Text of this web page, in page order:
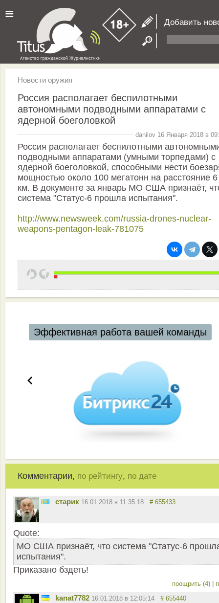
≡ Добавить
Новости оружия
Россия располагает беспилотными
автономными подводными аппаратами с
ядерной боеголовкой
danilov 16 Января 2018 в
Россия располагает беспилотными
подводными аппаратами (умными торпедами) с
ядерной боеголовкой, способными нести
мощностью около 100 мегатонн на расстояние
км. В документе за январь МО США признаёт,
система "Статус-6 прошла испытания".
http://www.newsweek.com/russia-drones-nuclear-
weapons-pentagon-leak-781075
Эффективная работа вашей команды
Комментарии, по рейтингу, по дате
старик 16.01.2018 в 11:35:18 # 655433
Quote:
МО США признаёт, что система "Статус-6
испытания".
Приказано бздеть!
поощрить (4)
kanat7782 16.01.2018 в 12:05:14 # 655440